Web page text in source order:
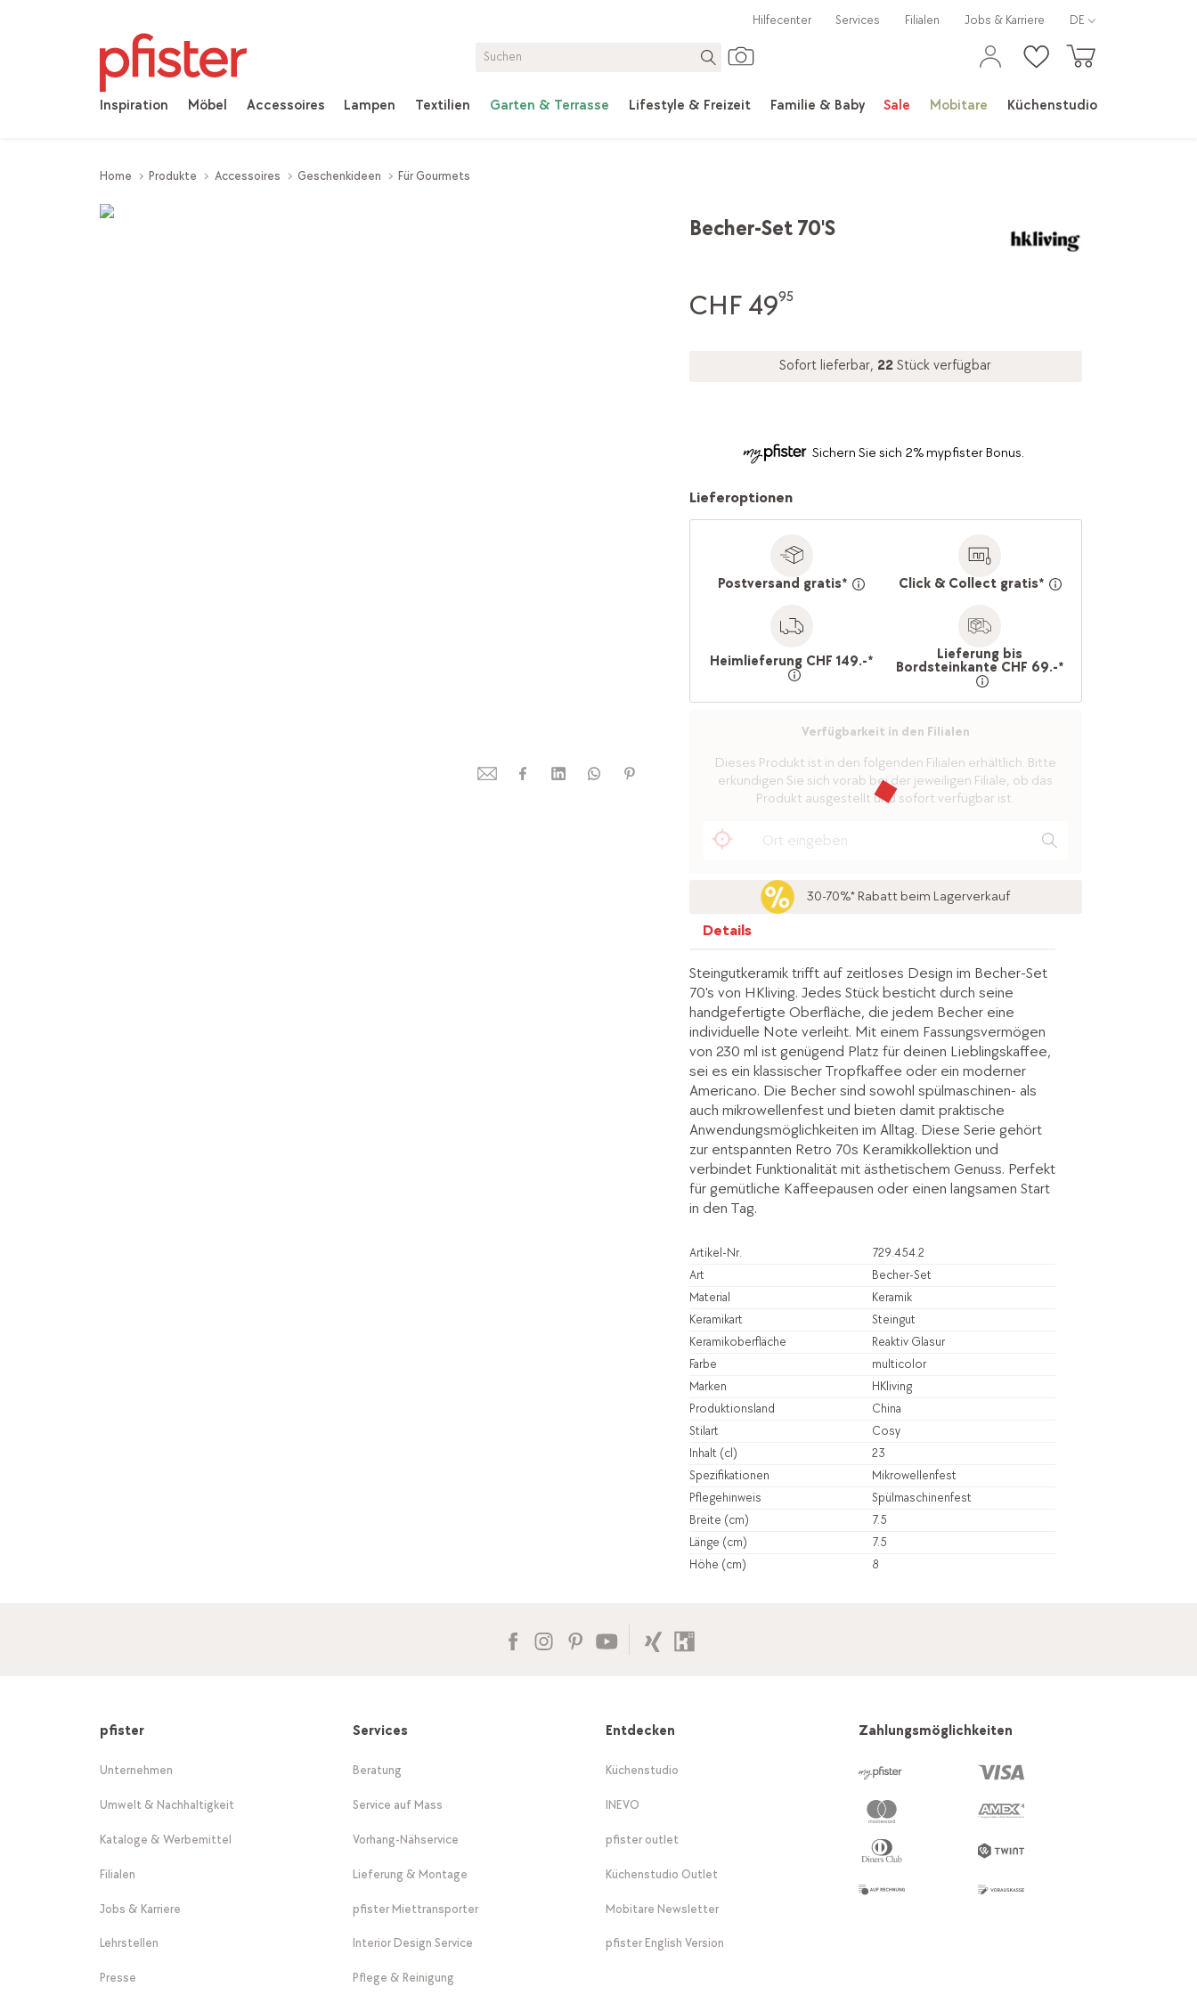
Inspiration Möbel Accessoires Lampen Textilien Garten & Terrasse Lifestyle & Freizeit Familie & Baby Sale Mobitare Küchenstudio
Hilfecenter Services Filialen Jobs & Karriere DE
Home Produkte Accessoires Geschenkideen Für Gourmets
Becher-Set 70'S
CHF 4995
Sofort lieferbar, 22 Stück verfügbar
Sichern Sie sich 2% mypfister Bonus.
Lieferoptionen
Postversand gratis* Click & Collect gratis*
Heimlieferung CHF 149.-* Lieferung bis
Bordsteinkante CHF 69.-*
Verfügbarkeit in den Filialen
Dieses Produkt ist in den folgenden Filialen erhältlich. Bitte
erkundigen Sie sich vorab bei der jeweiligen Filiale, ob das
Produkt ausgestellt und sofort verfügbar ist.
30-70%* Rabatt beim Lagerverkauf
Details
Steingutkeramik trifft auf zeitloses Design im Becher-Set
70's von HKliving. Jedes Stück besticht durch seine
handgefertigte Oberfläche, die jedem Becher eine
individuelle Note verleiht. Mit einem Fassungsvermögen
von 230 ml ist genügend Platz für deinen Lieblingskaffee,
sei es ein klassischer Tropfkaffee oder ein moderner
Americano. Die Becher sind sowohl spülmaschinen- als
auch mikrowellenfest und bieten damit praktische
Anwendungsmöglichkeiten im Alltag. Diese Serie gehört
zur entspannten Retro 70s Keramikkollektion und
verbindet Funktionalität mit ästhetischem Genuss. Perfekt
für gemütliche Kaffeepausen oder einen langsamen Start
in den Tag.
Artikel-Nr.
729.454.2
Art
Becher-Set
Material
Keramik
Keramikart
Steingut
Keramikoberfläche
Reaktiv Glasur
Farbe
multicolor
Marken
HKliving
Produktionsland
China
Stilart
Cosy
Inhalt (cl)
23
Spezifikationen
Mikrowellenfest
Pflegehinweis
Spülmaschinenfest
Breite (cm)
7.5
Länge (cm)
7.5
Höhe (cm)
8
pfister
Unternehmen
Umwelt & Nachhaltigkeit
Kataloge & Werbemittel
Filialen
Jobs & Karriere
Lehrstellen
Presse
Services
Beratung
Service auf Mass
Vorhang-Nähservice
Lieferung & Montage
pfister Miettransporter
Interior Design Service
Pflege & Reinigung
Entdecken
Küchenstudio
INEVO
pfister outlet
Küchenstudio Outlet
Mobitare Newsletter
pfister English Version
Zahlungsmöglichkeiten